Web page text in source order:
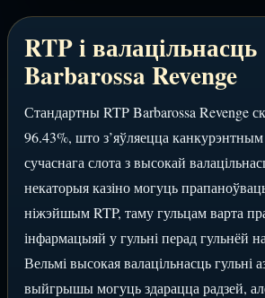
RTP і валацільнасць
Barbarossa Revenge
Стандартны RTP Barbarossa Revenge
96.43%, што з’яўляецца
сучаснага слота з высокай
некаторыя казіно могуць прапаноўваць
ніжэйшым RTP, таму гульцам варта
інфармацыяй у гульні перад гульнёй
Вельмі высокая валацільнасць гульні
выйгрышы могуць здарацца радзей,